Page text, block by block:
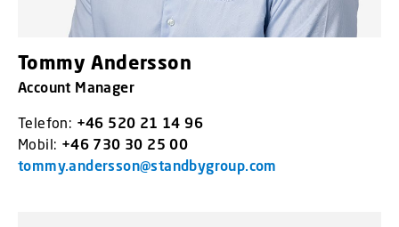
Tommy Andersson
Account Manager
Telefon: +46 520 21 14 96
Mobil: +46 730 30 25 00
tommy.andersson@standbygroup.com